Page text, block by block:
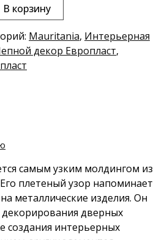
В корзину
Mauritania, Интерьерная
декор Европласт,
самым узким молдингом из
плетеный узор напоминает
металлические изделия. Он
дверных
создания интерьерных